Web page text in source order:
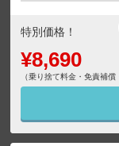
特別価格！
¥8,690
（乗り捨て料金・免責補償